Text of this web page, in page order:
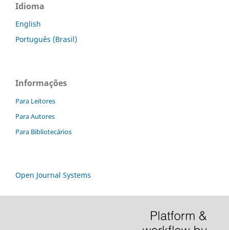
Idioma
English
Português (Brasil)
Informações
Para Leitores
Para Autores
Para Bibliotecários
Open Journal Systems